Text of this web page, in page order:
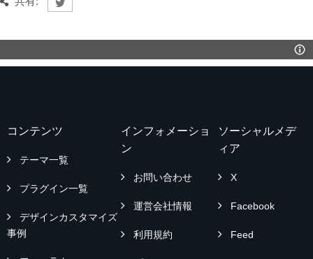
コンテンツ
テーマ一覧
プラグイン一覧
デザインカスタマイズ
事例
インフォメーショ
ン
お問い合わせ
運営会社情報
利用規約
ソーシャルメデ
ィア
X
Facebook
Feed